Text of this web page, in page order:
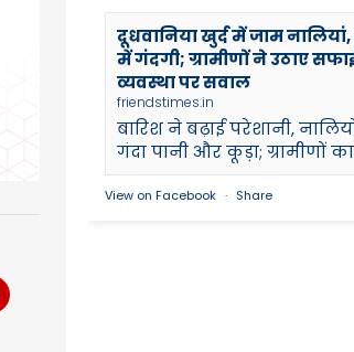
दूधवानिया खुर्द में जाम
में गंदगी; ग्रामीणों ने उठाए
व्यवस्था पर सवाल
friendstimes.in
बारिश ने बढ़ाई परेशानी,
गंदा पानी और कूड़ा; ग्रामीणों
View on Facebook · Share